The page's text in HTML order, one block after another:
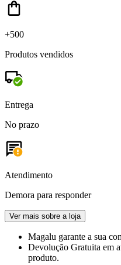
+500
Produtos vendidos
Entrega
No prazo
Atendimento
Demora para responder
Ver mais sobre a loja
Magalu garante a sua
Devolução Gratuita em
produto.